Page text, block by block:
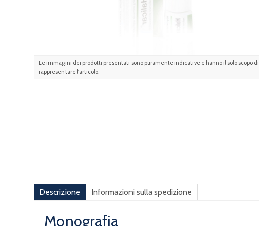
Le immagini dei prodotti presentati sono puramente indicative e hanno il solo scopo di
rappresentare l'articolo.
Descrizione Informazioni sulla spedizione
Monografia